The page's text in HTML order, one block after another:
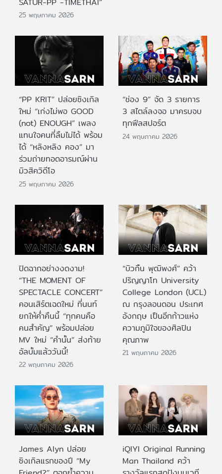
25 พฤษภาคม 2026
“PP KRIT” ปล่อยซิงเกิล
ใหม่ “เก่งไม่พอ GOOD
(not) ENOUGH” เพลง
แทนใจคนที่ลืมไม่ได้ พร้อม
ได้ “หลิงหลิง คอง” มา
ร่วมถ่ายทอดอารมณ์ผ่าน
มิวสิควิดีโอ
25 พฤษภาคม 2026
“ช่อง 9” จัด 3 รายการ
3 สไตล์ลงจอ มาครบจบ
ทุกฟีลสปอร์ต
24 พฤษภาคม 2026
ปิดฉากอย่างงดงาม!
“THE MOMENT OF
SPECTACLE CONCERT”
คอนเสิร์ตเฉดใหม่ ที่นนท์
ยกให้ค่ำคืนนี้ “ทุกคนคือ
คนสำคัญ” พร้อมปล่อย
MV ใหม่ “คำนั้น” ส่งท้าย
อัลบั้มแล้ววันนี้!
22 พฤษภาคม 2026
“บิวกิ้น พุฒิพงศ์” คว้า
ปริญญาโท University
College London (UCL)
ณ กรุงลอนดอน ประเทศ
อังกฤษ เป็นอีกก้าวแห่ง
ความภูมิใจของศิลปิน
คุณภาพ
21 พฤษภาคม 2026
James Alyn ปล่อย
ซิงเกิลแรกของปี “My
iQIYI Original Running
Man Thailand คว้า